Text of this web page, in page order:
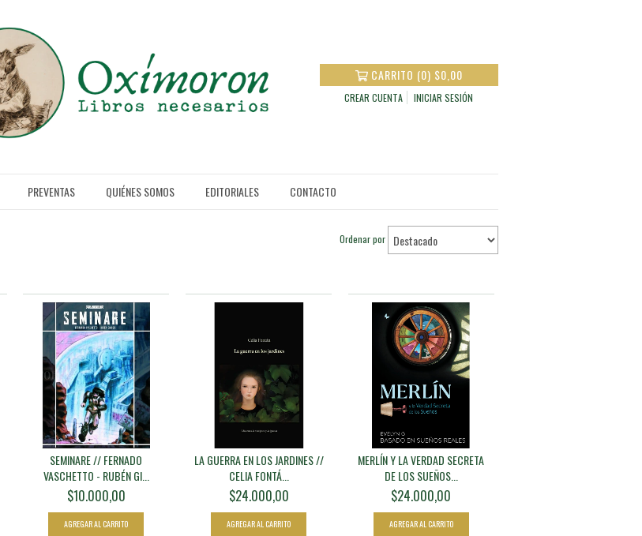
CARRITO (0) $0,00
CREAR CUENTA INICIAR SESIÓN
PREVENTAS QUIÉNES SOMOS EDITORIALES CONTACTO
Ordenar por
SEMINARE // FERNADO
VASCHETTO - RUBÉN GI...
$10.000,00
LA GUERRA EN LOS JARDINES //
CELIA FONTÁ...
$24.000,00
MERLÍN Y LA VERDAD SECRETA
DE LOS SUEÑOS...
$24.000,00